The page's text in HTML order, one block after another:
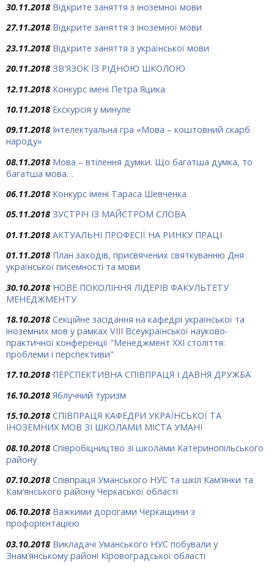
30.11.2018 Відкрите заняття з іноземної мови
27.11.2018 Відкрите заняття з іноземної мови
23.11.2018 Відкрите заняття з української мови
20.11.2018 ЗВ'ЯЗОК ІЗ РІДНОЮ ШКОЛОЮ
12.11.2018 Конкурс імені Петра Яцика
10.11.2018 Екскурсія у минуле
09.11.2018 Інтелектуальна гра «Мова – коштовний скарб
народу»
08.11.2018 Мова – втілення думки. Що багатша думка, то
багатша мова…
06.11.2018 Конкурс імені Тараса Шевченка
05.11.2018 ЗУСТРІЧ ІЗ МАЙСТРОМ СЛОВА
01.11.2018 АКТУАЛЬНІ ПРОФЕСІЇ НА РИНКУ ПРАЦІ
01.11.2018 План заходів, присвячених святкуванню Дня
української писемності та мови
30.10.2018 НОВЕ ПОКОЛІННЯ ЛІДЕРІВ ФАКУЛЬТЕТУ
МЕНЕДЖМЕНТУ
18.10.2018 Секційне засідання на кафедрі української та
іноземних мов у рамках VІІІ Всеукраїнської науково-
практичної конференції "Менеджмент ХХІ століття:
проблеми і перспективи"
17.10.2018 ПЕРСПЕКТИВНА СПІВПРАЦЯ І ДАВНЯ ДРУЖБА
16.10.2018 Яблучний туризм
15.10.2018 СПІВПРАЦЯ КАФЕДРИ УКРАЇНСЬКОЇ ТА
ІНОЗЕМНИХ МОВ ЗІ ШКОЛАМИ МІСТА УМАНІ
08.10.2018 Співробіцництво зі школами Катеринопільського
району
07.10.2018 Співпраця Уманського НУС та шкіл Кам’янки та
Кам’янського району Черкаської області
06.10.2018 Важкими дорогами Черкащини з
профорієнтацією
03.10.2018 Викладачі Уманського НУС побували у
Знам’янському районі Кіровоградської області